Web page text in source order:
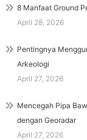
8 Manfaat Ground
April 28, 2026
Pentingnya
Arkeologi
April 27, 2026
Mencegah Pipa
dengan Georadar
April 27, 2026